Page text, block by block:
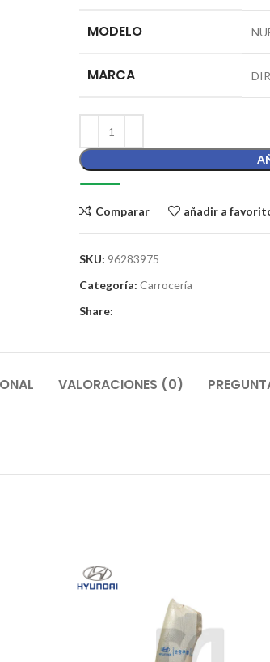
MODELO
MARCA
Comparar añadir a
SKU: 96283975
Categoría: Carrocería
Share:
VALORACIONES (0)